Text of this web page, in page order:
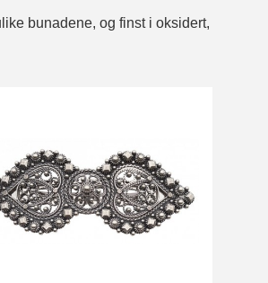
bunadene, og finst i oksidert,